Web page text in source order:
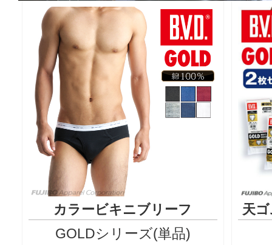
カラービキニブリーフ
GOLDシリーズ(単品)
天